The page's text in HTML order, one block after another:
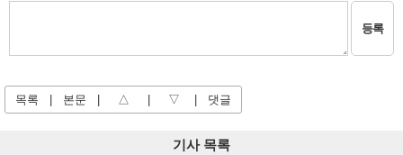
등록
목록 | 본문 | △ | ▽ | 댓글
기사 목록